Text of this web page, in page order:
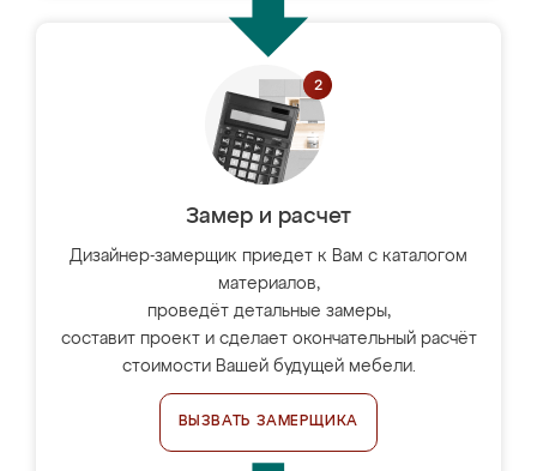
Замер и расчет
Дизайнер-замерщик приедет к Вам с каталогом
материалов,
проведёт детальные замеры,
составит проект и сделает окончательный расчёт
стоимости Вашей будущей мебели.
ВЫЗВАТЬ ЗАМЕРЩИКА